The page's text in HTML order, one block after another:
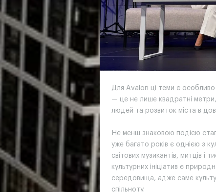
Для Avalon ці теми є
— це не лише квадратні
людей та розвиток міста в
Не менш знаковою подією
уже багато років є однією з
світових музикантів, митців і
культурних ініціатив є
середовища, адже саме
спільноту.